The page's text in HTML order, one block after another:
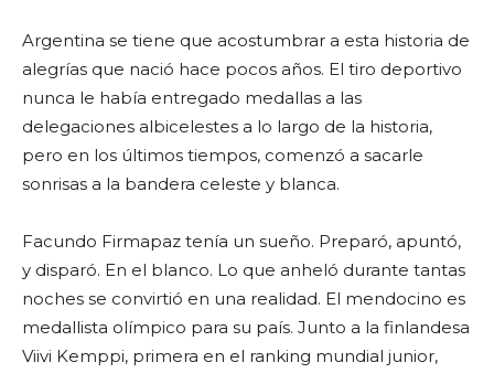
Argentina se tiene que acostumbrar a esta historia de
alegrías que nació hace pocos años. El tiro deportivo
nunca le había entregado medallas a las
delegaciones albicelestes a lo largo de la historia,
pero en los últimos tiempos, comenzó a sacarle
sonrisas a la bandera celeste y blanca.
Facundo Firmapaz tenía un sueño. Preparó, apuntó,
y disparó. En el blanco. Lo que anheló durante tantas
noches se convirtió en una realidad. El mendocino es
medallista olímpico para su país. Junto a la finlandesa
Viivi Kemppi, primera en el ranking mundial junior,